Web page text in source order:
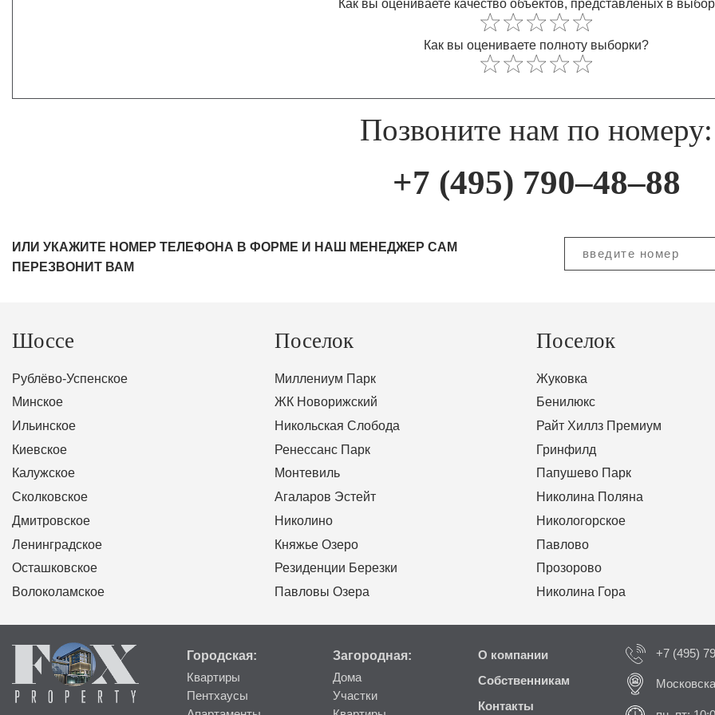
Как вы оцениваете качество объектов, представленых в
Как вы оцениваете полноту выборки?
Позвоните нам по номеру:
+7 (495) 790–48–88
ИЛИ УКАЖИТЕ НОМЕР ТЕЛЕФОНА В ФОРМЕ И НАШ МЕНЕДЖЕР САМ
ПЕРЕЗВОНИТ ВАМ
Шоссе
Рублёво-Успенское
Минское
Ильинское
Киевское
Калужское
Сколковское
Дмитровское
Ленинградское
Осташковское
Волоколамское
Поселок
Миллениум Парк
ЖК Новорижский
Никольская Слобода
Ренессанс Парк
Монтевиль
Агаларов Эстейт
Николино
Княжье Озеро
Резиденции Березки
Павловы Озера
Поселок
Жуковка
Бенилюкс
Райт Хиллз Премиум
Гринфилд
Папушево Парк
Николина Поляна
Никологорское
Павлово
Прозорово
Николина Гора
Городская:
Квартиры
Пентхаусы
Загородная:
Дома
Участки
О компании
Собственникам
Контакты
+7 (495)